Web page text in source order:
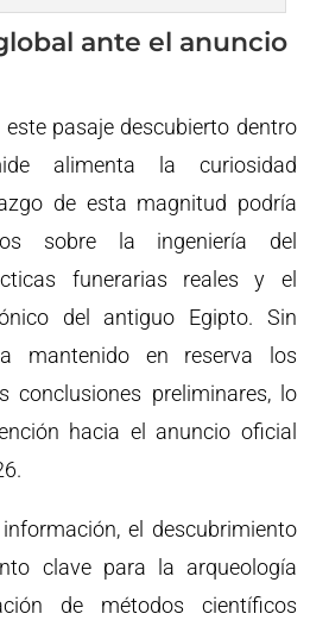
ante el anuncio
pasaje descubierto dentro
alimenta la curiosidad
de esta magnitud podría
sobre la ingeniería del
funerarias reales y el
del antiguo Egipto. Sin
mantenido en reserva los
conclusiones preliminares, lo
hacia el anuncio oficial
el descubrimiento
clave para la arqueología
de métodos científicos